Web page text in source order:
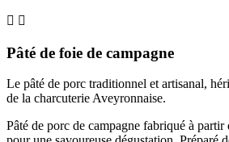
 
Pâté de foie de campagne
Le pâté de porc traditionnel et artisanal,
de la charcuterie Aveyronnaise.
Pâté de porc de campagne fabriqué à partir